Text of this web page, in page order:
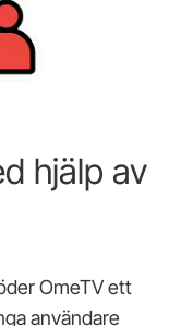
hjälp av
OmeTV ett
användare